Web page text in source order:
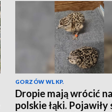
GORZÓW WLKP.
Dropie mają wrócić na
polskie łąki. Pojawiły